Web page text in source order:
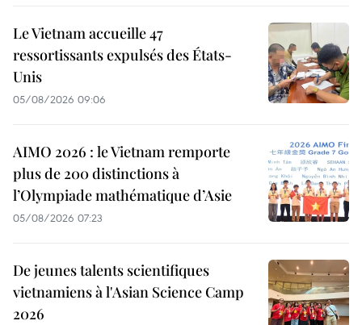
Le Vietnam accueille 47
ressortissants expulsés des États-
Unis
05/08/2026 09:06
AIMO 2026 : le Vietnam remporte
plus de 200 distinctions à
l’Olympiade mathématique d’Asie
05/08/2026 07:23
De jeunes talents scientifiques
vietnamiens à l'Asian Science Camp
2026